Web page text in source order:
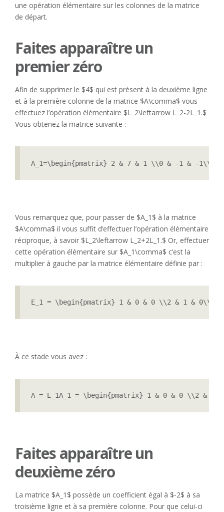
une opération élémentaire sur les colonnes de la matrice
de départ.
Faites apparaître un
premier zéro
Afin de supprimer le $4$ qui est présent à la deuxième ligne
et à la première colonne de la matrice $A\comma$ vous
effectuez l’opération élémentaire $L_2\leftarrow L_2-2L_1.$
Vous obtenez la matrice suivante :
A_1=\begin{pmatrix} 2 & 7 & 1 \\0 & -1 & -1\\ -
Vous remarquez que, pour passer de $A_1$ à la matrice
$A\comma$ il vous suffit d’effectuer l’opération élémentaire
réciproque, à savoir $L_2\leftarrow L_2+2L_1.$ Or, effectuer
cette opération élémentaire sur $A_1\comma$ c’est la
multiplier à gauche par la matrice élémentaire définie par :
E_1 = \begin{pmatrix} 1 & 0 & 0 \\2 & 1 & 0\\ 0
À ce stade vous avez :
A = E_1A_1 = \begin{pmatrix} 1 & 0 & 0 \\2 &
Faites apparaître un
deuxième zéro
La matrice $A_1$ possède un coefficient égal à $-2$ à sa
troisième ligne et à sa première colonne. Pour que celui-ci